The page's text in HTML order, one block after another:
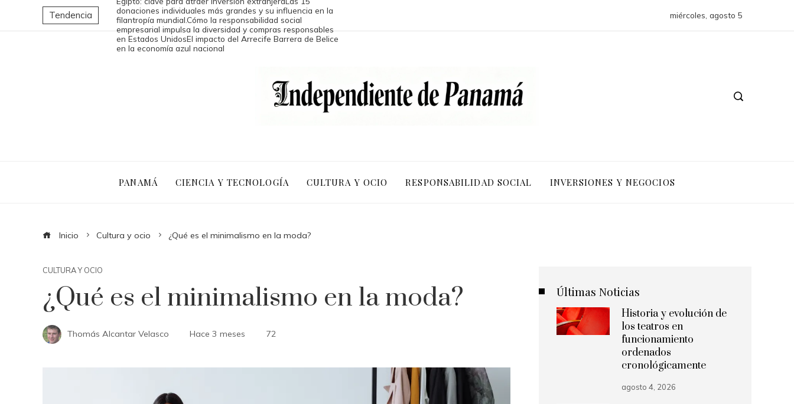
Tendencia
donaciones individuales más grandes y su influencia en la
filantropía mundial.Cómo la responsabilidad social
empresarial impulsa la diversidad y compras responsables
en Estados UnidosEl impacto del Arrecife Barrera de Belice
en la economía azul nacional
miércoles, agosto 5
PANAMÁ CIENCIA Y TECNOLOGÍA CULTURA Y OCIO RESPONSABILIDAD SOCIAL INVERSIONES Y NEGOCIOS
Inicio Cultura y ocio ¿Qué es el minimalismo en la moda?
CULTURA Y OCIO
¿Qué es el minimalismo en la moda?
Thomás Alcantar Velasco Hace 3 meses 72
Últimas Noticias
Historia y evolución de
los teatros en
funcionamiento
ordenados
cronológicamente
agosto 4, 2026